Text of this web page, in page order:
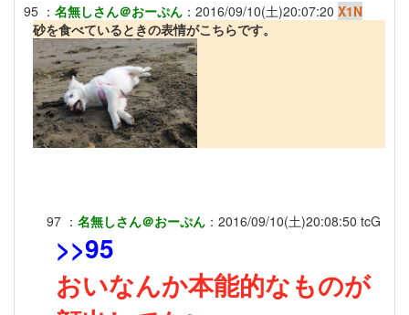
95 ： 名無しさん＠おーぷん ： 2016/09/10(土)20:07:20 X1N
砂を食べているときの表情がこちらです。
97 ： 名無しさん＠おーぷん ： 2016/09/10(土)20:08:50 tcG
>>95
おいなんか本能的なものが